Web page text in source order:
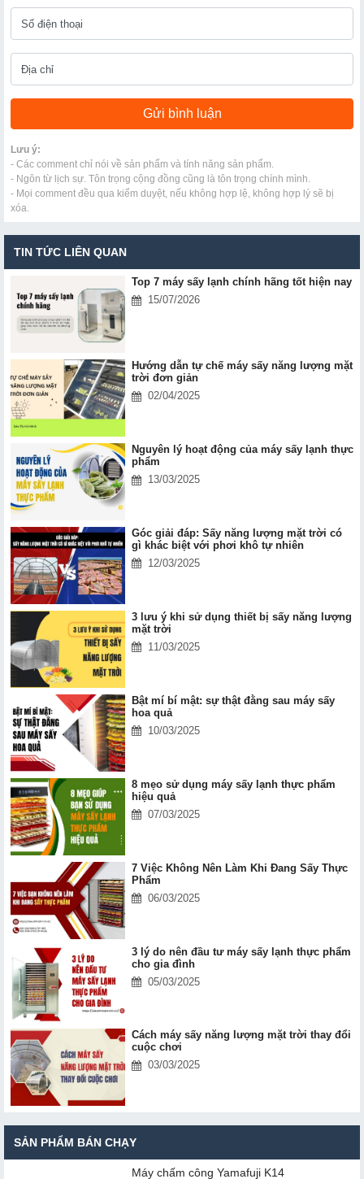
Lưu ý:
- Các comment chỉ nói về sản phẩm và tính năng sản phẩm.
- Ngôn từ lịch sự. Tôn trọng cộng đồng cũng là tôn trọng chính mình.
- Mọi comment đều qua kiểm duyệt, nếu không hợp lệ, không hợp lý sẽ bị
xóa.
TIN TỨC LIÊN QUAN
Top 7 máy sấy lạnh chính hãng tốt hiện nay
15/07/2026
Hướng dẫn tự chế máy sấy năng lượng mặt
trời đơn giản
02/04/2025
Nguyên lý hoạt động của máy sấy lạnh thực
phẩm
13/03/2025
Góc giải đáp: Sấy năng lượng mặt trời có
gì khác biệt với phơi khô tự nhiên
12/03/2025
3 lưu ý khi sử dụng thiết bị sấy năng lượng
mặt trời
11/03/2025
Bật mí bí mật: sự thật đằng sau máy sấy
hoa quả
10/03/2025
8 mẹo sử dụng máy sấy lạnh thực phẩm
hiệu quả
07/03/2025
7 Việc Không Nên Làm Khi Đang Sấy Thực
Phẩm
06/03/2025
3 lý do nên đầu tư máy sấy lạnh thực phẩm
cho gia đình
05/03/2025
Cách máy sấy năng lượng mặt trời thay đổi
cuộc chơi
03/03/2025
SẢN PHẨM BÁN CHẠY
Máy chấm cô​ng Yamafuji K14